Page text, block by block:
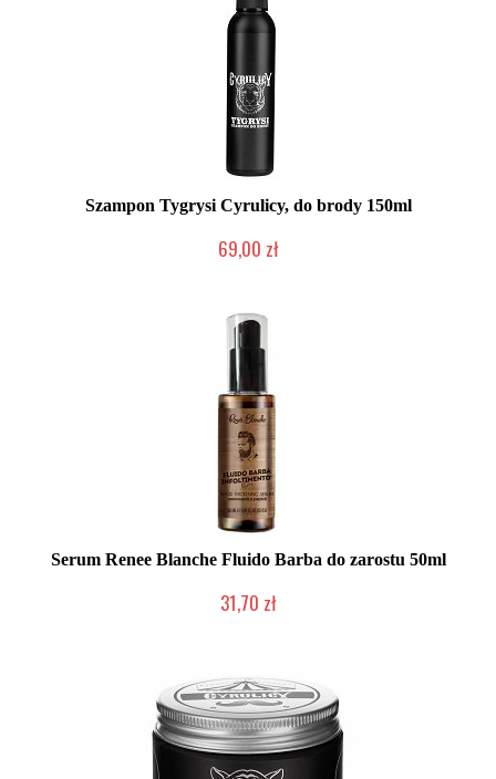
Szampon Tygrysi Cyrulicy, do brody 150ml
69,00 zł
Serum Renee Blanche Fluido Barba do zarostu 50ml
31,70 zł